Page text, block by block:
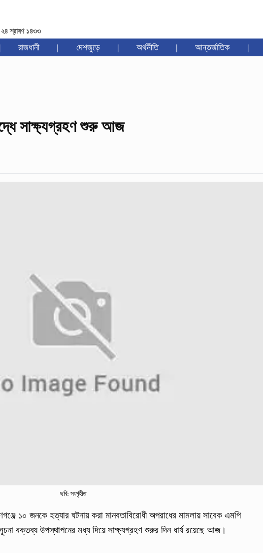
শ্রাবণ ১৪৩৩
| রাজধানী | দেশজুড়ে | অর্থনীতি | আন্তর্জাতিক |
সাক্ষ্যগ্রহণ শুরু আজ
ছবি: সংগৃহীত
১০ জনকে হত্যার ঘটনায় করা মানবতাবিরোধী অপরাধের মামলায় সাবেক এমপি
বক্তব্য উপস্থাপনের মধ্য দিয়ে সাক্ষ্যগ্রহণ শুরুর দিন ধার্য রয়েছে আজ।